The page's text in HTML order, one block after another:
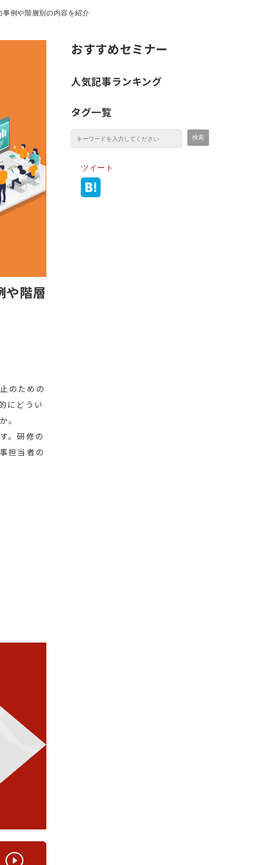
例や階層別の内容を紹介
や階層
のための
にどうい
。
。研修の
担当者の
おすすめセミナー
人気記事ランキング
タグ一覧
ツイート